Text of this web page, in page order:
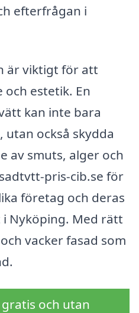
efterfrågan i
är viktigt för att
och estetik. En
kan inte bara
också skydda
av smuts, alger och
pris-cib.se för
företag och deras
Nyköping. Med rätt
vacker fasad som
och utan